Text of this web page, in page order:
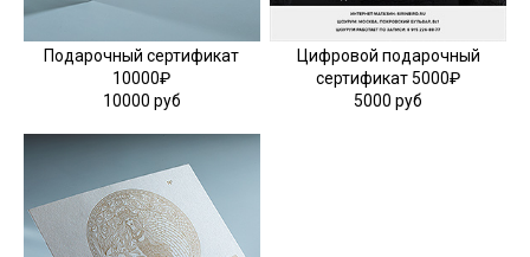
Подарочный сертификат
10000₽
10000 руб
Цифровой подарочный
сертификат 5000₽
5000 руб